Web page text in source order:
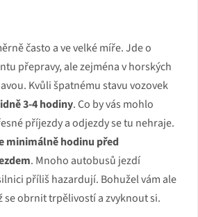
často a ve velké míře. Jde o
přepravy, ale zejména v horských
Kvůli špatnému stavu vozovek
3-4 hodiny. Co by vás mohlo
příjezdy a odjezdy se tu nehraje.
minimálně hodinu před
. Mnoho autobusů jezdí
příliš hazardují. Bohužel vám ale
se obrnit trpělivostí a zvyknout si.